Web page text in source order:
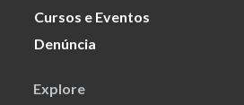
Cursos e Eventos
Denúncia
Explore